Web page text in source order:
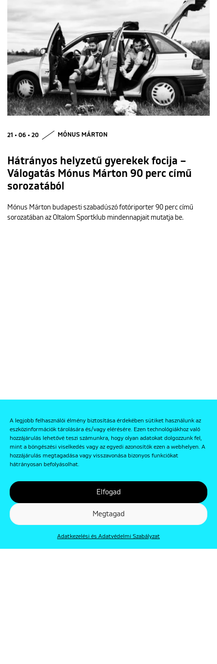
A legjobb felhasználói élmény biztosítása érdekében sütiket használunk az
eszközinformációk tárolására és/vagy elérésére. Ezen technológiákhoz való
hozzájárulás lehetővé teszi számunkra, hogy olyan adatokat dolgozzunk fel,
mint a böngészési viselkedés vagy az egyedi azonosítók ezen a webhelyen. A
hozzájárulás megtagadása vagy visszavonása bizonyos funkciókat
hátrányosan befolyásolhat.
Elfogad
Megtagad
Adatkezelési és Adatvédelmi Szabályzat
21 • 06 • 20 MÓNUS MÁRTON
Hátrányos helyzetű gyerekek focija –
Válogatás Mónus Márton 90 perc című
sorozatából
Mónus Márton budapesti szabadúszó fotóriporter 90 perc című
sorozatában az Oltalom Sportklub mindennapjait mutatja be.